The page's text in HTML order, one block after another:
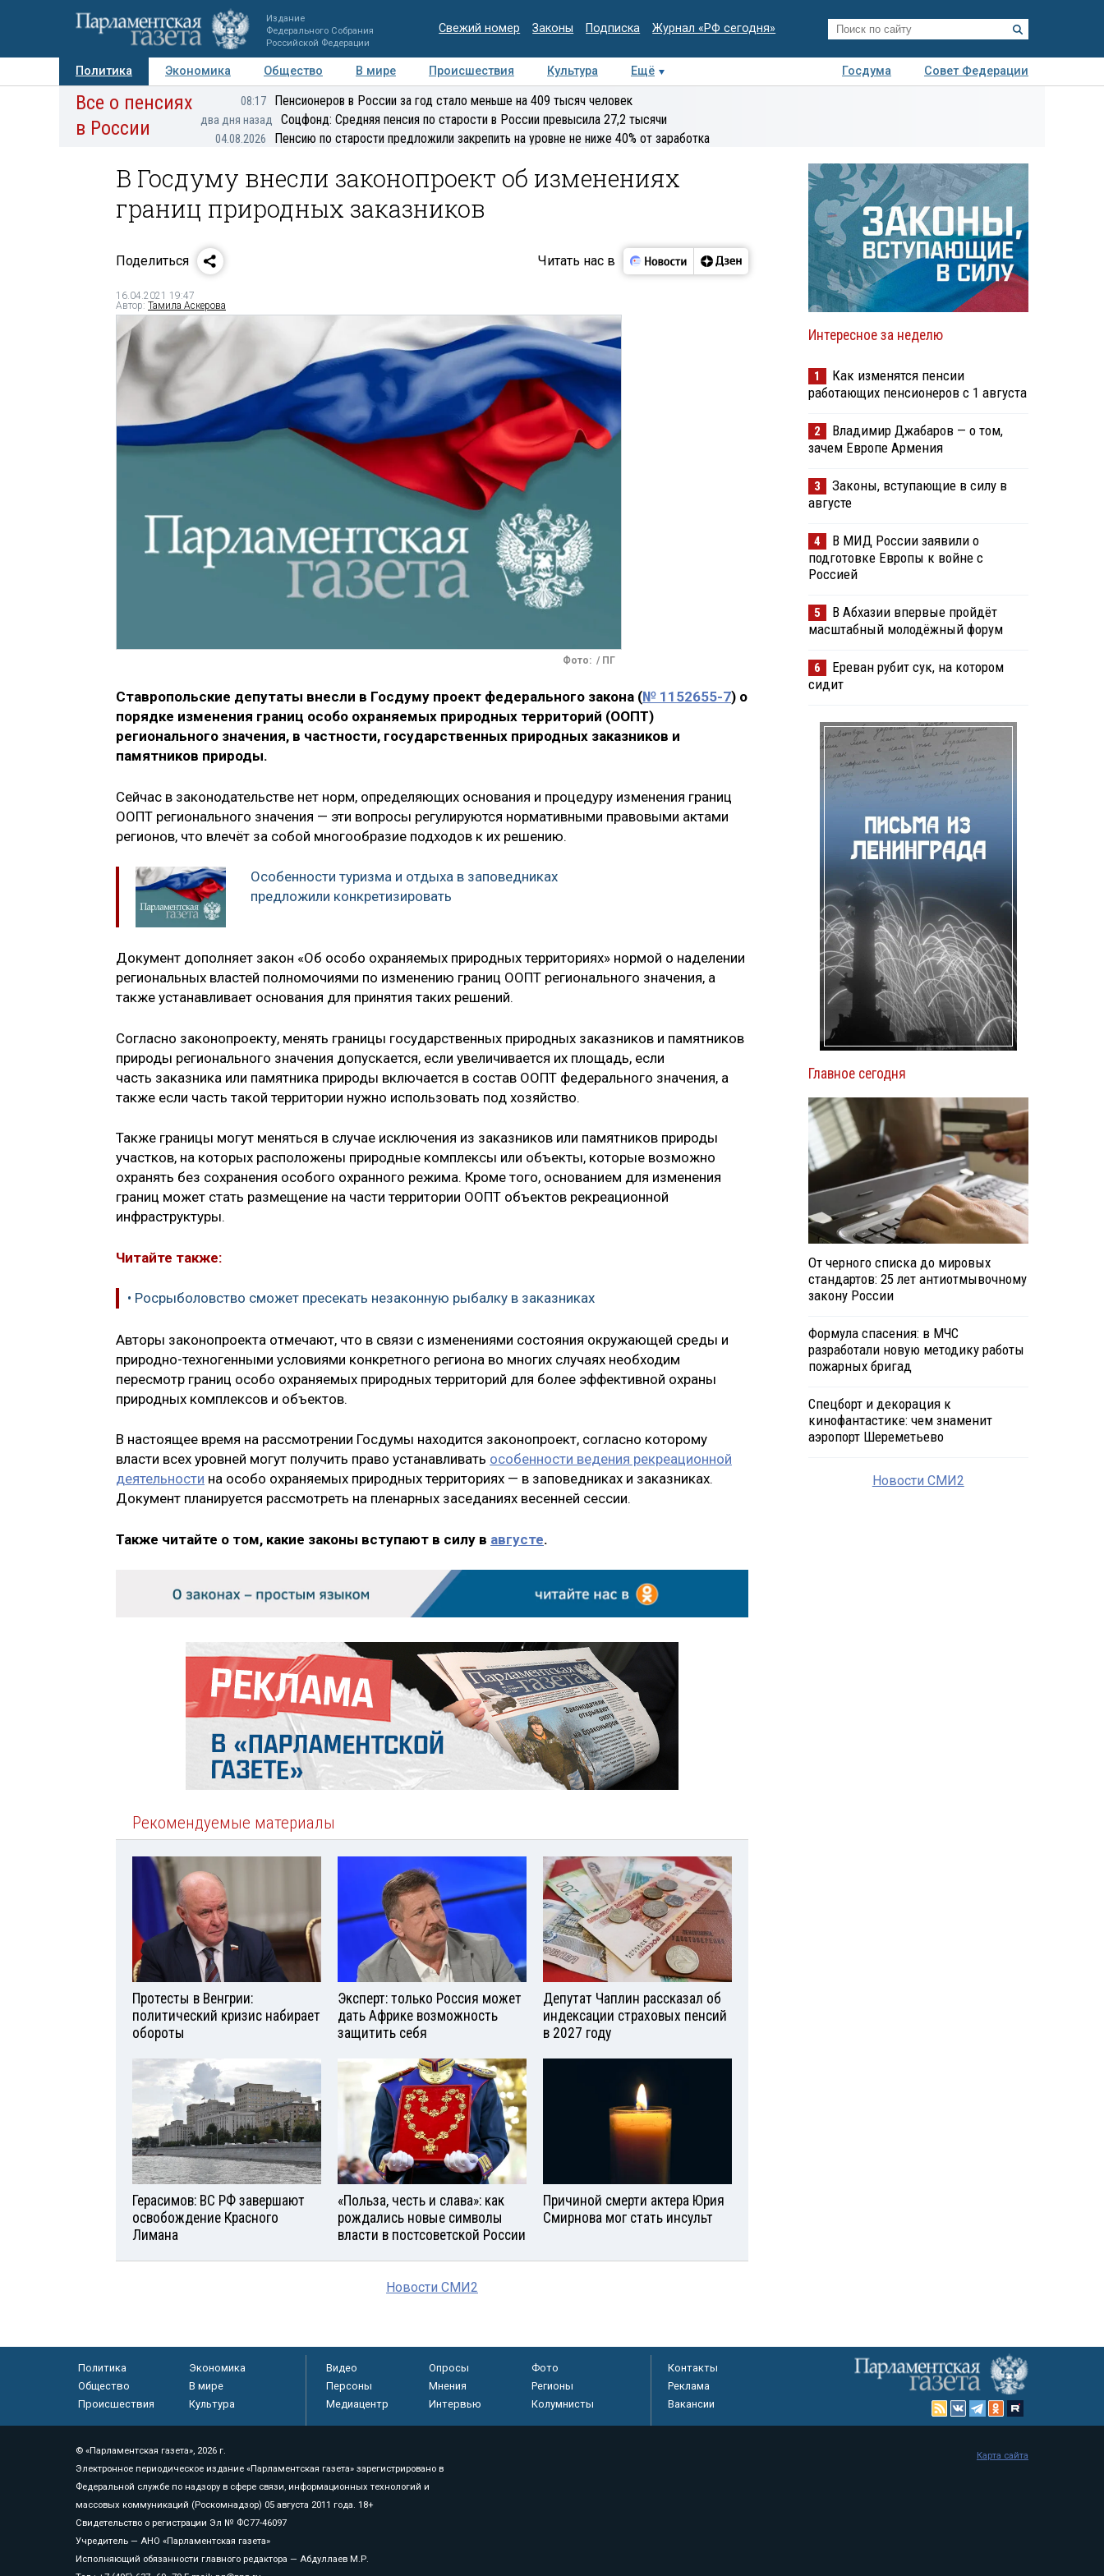
Издание
Федерального Собрания
Российской Федерации
Свежий номер Законы Подписка Журнал «РФ сегодня»
Политика Экономика Общество В мире Происшествия Культура Ещё Госдума
Совет Федерации
Авторы Персоны Мнения Регионы Медиацентр Интервью Колумнисты
Все о пенсиях
в России
08:17 Пенсионеров в России за год стало меньше на 409 тысяч человек
два дня назад Соцфонд: Средняя пенсия по старости в России превысила 27,2 тысячи
04.08.2026 Пенсию по старости предложили закрепить на уровне не ниже 40% от заработка
В Госдуму внесли законопроект об изменениях
границ природных заказников
Поделиться Читать нас в
16.04.2021 19:47
Автор: Тамила Аскерова
Фото: / ПГ
Ставропольские депутаты внесли в Госдуму проект федерального закона (№ 1152655-7) о
порядке изменения границ особо охраняемых природных территорий (ООПТ)
регионального значения, в частности, государственных природных заказников и
памятников природы.
Сейчас в законодательстве нет норм, определяющих основания и процедуру изменения границ
ООПТ регионального значения — эти вопросы регулируются нормативными правовыми актами
регионов, что влечёт за собой многообразие подходов к их решению.
Особенности туризма и отдыха в заповедниках
предложили конкретизировать
Документ дополняет закон «Об особо охраняемых природных территориях» нормой о наделении
региональных властей полномочиями по изменению границ ООПТ регионального значения, а
также устанавливает основания для принятия таких решений.
Согласно законопроекту, менять границы государственных природных заказников и памятников
природы регионального значения допускается, если увеличивается их площадь, если
часть заказника или памятника природы включается в состав ООПТ федерального значения, а
также если часть такой территории нужно использовать под хозяйство.
Также границы могут меняться в случае исключения из заказников или памятников природы
участков, на которых расположены природные комплексы или объекты, которые возможно
охранять без сохранения особого охранного режима. Кроме того, основанием для изменения
границ может стать размещение на части территории ООПТ объектов рекреационной
инфраструктуры.
Читайте также:
• Росрыболовство сможет пресекать незаконную рыбалку в заказниках
Авторы законопроекта отмечают, что в связи с изменениями состояния окружающей среды и
природно-техногенными условиями конкретного региона во многих случаях необходим
пересмотр границ особо охраняемых природных территорий для более эффективной охраны
природных комплексов и объектов.
В настоящее время на рассмотрении Госдумы находится законопроект, согласно которому
власти всех уровней могут получить право устанавливать особенности ведения рекреационной
деятельности на особо охраняемых природных территориях — в заповедниках и заказниках.
Документ планируется рассмотреть на пленарных заседаниях весенней сессии.
Также читайте о том, какие законы вступают в силу в августе.
Рекомендуемые материалы
Протесты в Венгрии:
политический кризис набирает
обороты
Эксперт: только Россия может
дать Африке возможность
защитить себя
Депутат Чаплин рассказал об
индексации страховых пенсий
в 2027 году
Герасимов: ВС РФ завершают
освобождение Красного
Лимана
«Польза, честь и слава»: как
рождались новые символы
власти в постсоветской России
Причиной смерти актера Юрия
Смирнова мог стать инсульт
Новости СМИ2
Интересное за неделю
1
Как изменятся пенсии
работающих пенсионеров с 1 августа
2
Владимир Джабаров — о том,
зачем Европе Армения
3
Законы, вступающие в силу в
августе
4
В МИД России заявили о
подготовке Европы к войне с
Россией
5
В Абхазии впервые пройдёт
масштабный молодёжный форум
6
Ереван рубит сук, на котором
сидит
Главное сегодня
От черного списка до мировых
стандартов: 25 лет антиотмывочному
закону России
Формула спасения: в МЧС
разработали новую методику работы
пожарных бригад
Спецборт и декорация к
кинофантастике: чем знаменит
аэропорт Шереметьево
Новости СМИ2
Политика
Экономика
Общество
В мире
Происшествия
Культура
Видео Опросы
Фото
Персоны
Мнения
Регионы
Медиацентр
Интервью Колумнисты
Контакты
Реклама
Вакансии
© «Парламентская газета», 2026 г.
Электронное периодическое издание «Парламентская газета» зарегистрировано в
Федеральной службе по надзору в сфере связи, информационных технологий и
массовых коммуникаций (Роскомнадзор) 05 августа 2011 года. 18+
Свидетельство о регистрации Эл № ФС77-46097
Учредитель — АНО «Парламентская газета»
Исполняющий обязанности главного редактора — Абдуллаев М.Р.
Карта сайта